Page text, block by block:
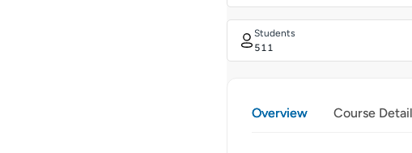
Students
511
Overview Course